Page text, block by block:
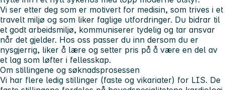
Vi ser etter deg som er motivert for medisin, som trives i et
travelt miljø og som liker faglige utfordringer. Du bidrar til
et godt arbeidsmiljø, kommuniserer tydelig og tar ansvar
når det gjelder. Hos oss passer du inn dersom du er
nysgjerrig, liker å lære og setter pris på å være en del av
et lag som løfter i fellesskap.
Om stillingene og søknadsprosessen
Vi har flere ledig stillinger (faste og vikariater) for LIS. De